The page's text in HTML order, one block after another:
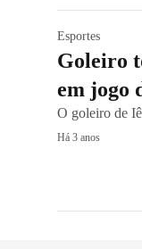
Esportes
Goleiro
em jogo
O goleiro de
Há 3 anos